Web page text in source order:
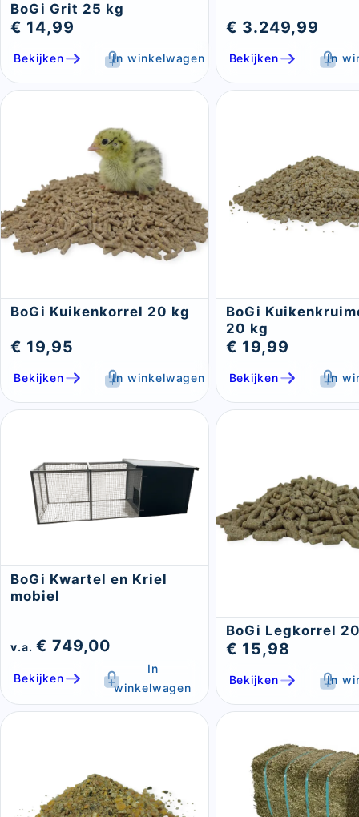
BoGi Grit 25 kg
€ 14,99
Bekijken In winkelwagen
€ 3.249,99
Bekijken In
BoGi Kuikenkorrel 20 kg
€ 19,95
Bekijken In winkelwagen
BoGi
20 kg
€ 19,99
Bekijken In
BoGi Kwartel en Kriel
mobiel
v.a. € 749,00
Bekijken
In
winkelwagen
BoGi Legkorrel
€ 15,98
Bekijken In